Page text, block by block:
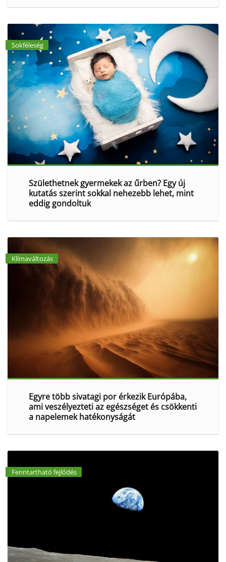
Sokféleség
Születhetnek gyermekek az űrben? Egy új
kutatás szerint sokkal nehezebb lehet, mint
eddig gondoltuk
Klímaváltozás
Egyre több sivatagi por érkezik Európába,
ami veszélyezteti az egészséget és csökkenti
a napelemek hatékonyságát
Fenntartható fejlődés